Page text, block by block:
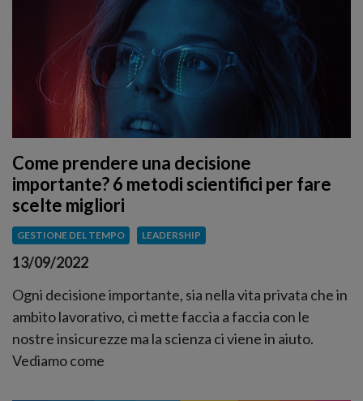
Come prendere una decisione
importante? 6 metodi scientifici per fare
scelte migliori
GESTIONE DEL TEMPO LEADERSHIP
13/09/2022
Ogni decisione importante, sia nella vita privata che in
ambito lavorativo, ci mette faccia a faccia con le
nostre insicurezze ma la scienza ci viene in aiuto.
Vediamo come